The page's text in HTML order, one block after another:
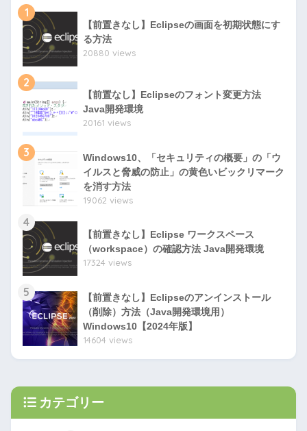
1
【前置きなし】Eclipseの画面を初期状態にす
る方法
20880 views
2
【前置なし】Eclipseのフォント変更方法
Java開発環境
20161 views
3
Windows10、「セキュリティの概要」の「ウ
イルスと脅威の防止」の黄色いビックリマーク
を消す方法
19062 views
4
【前置きなし】Eclipse ワークスペース
（workspace）の確認方法 Java開発環境
17324 views
5
【前置きなし】Eclipseのアンインストール
（削除）方法（Java開発環境用）
Windows10【2024年版】
14604 views
カテゴリー